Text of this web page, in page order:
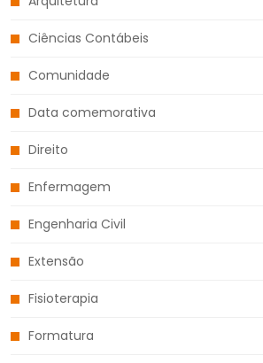
Ciências Contábeis
Comunidade
Data comemorativa
Direito
Enfermagem
Engenharia Civil
Extensão
Fisioterapia
Formatura